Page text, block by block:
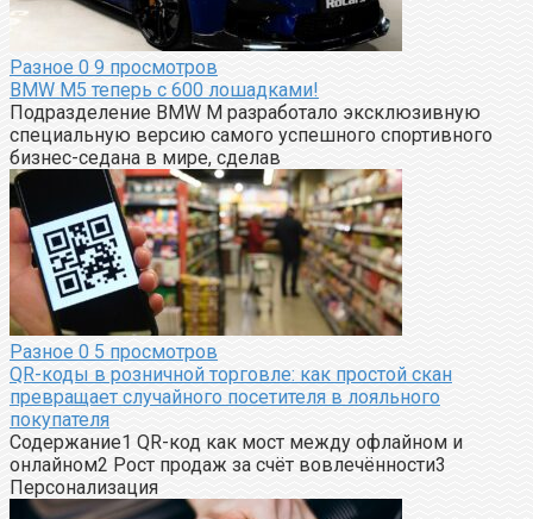
Разное 0 9 просмотров
BMW M5 теперь с 600 лошадками!
Подразделение BMW M разработало эксклюзивную
специальную версию самого успешного спортивного
бизнес-седана в мире, сделав
Разное 0 5 просмотров
QR-коды в розничной торговле: как простой скан
превращает случайного посетителя в лояльного
покупателя
Содержание1 QR-код как мост между офлайном и
онлайном2 Рост продаж за счёт вовлечённости3
Персонализация